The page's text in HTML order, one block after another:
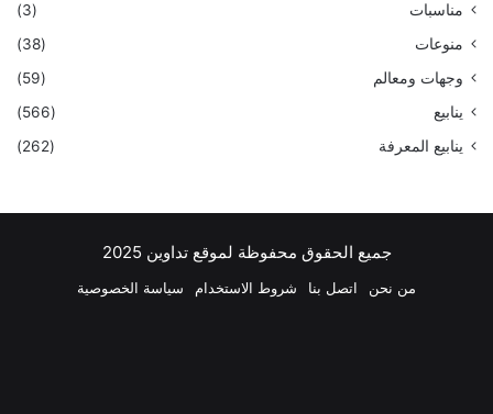
مناسبات
(3)
منوعات
(38)
وجهات ومعالم
(59)
ينابيع
(566)
ينابيع المعرفة
(262)
جميع الحقوق محفوظة لموقع تداوين 2025
من نحن اتصل بنا شروط الاستخدام سياسة الخصوصية